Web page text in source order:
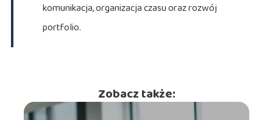
komunikacja, organizacja czasu oraz rozwój
portfolio.
Zobacz także: